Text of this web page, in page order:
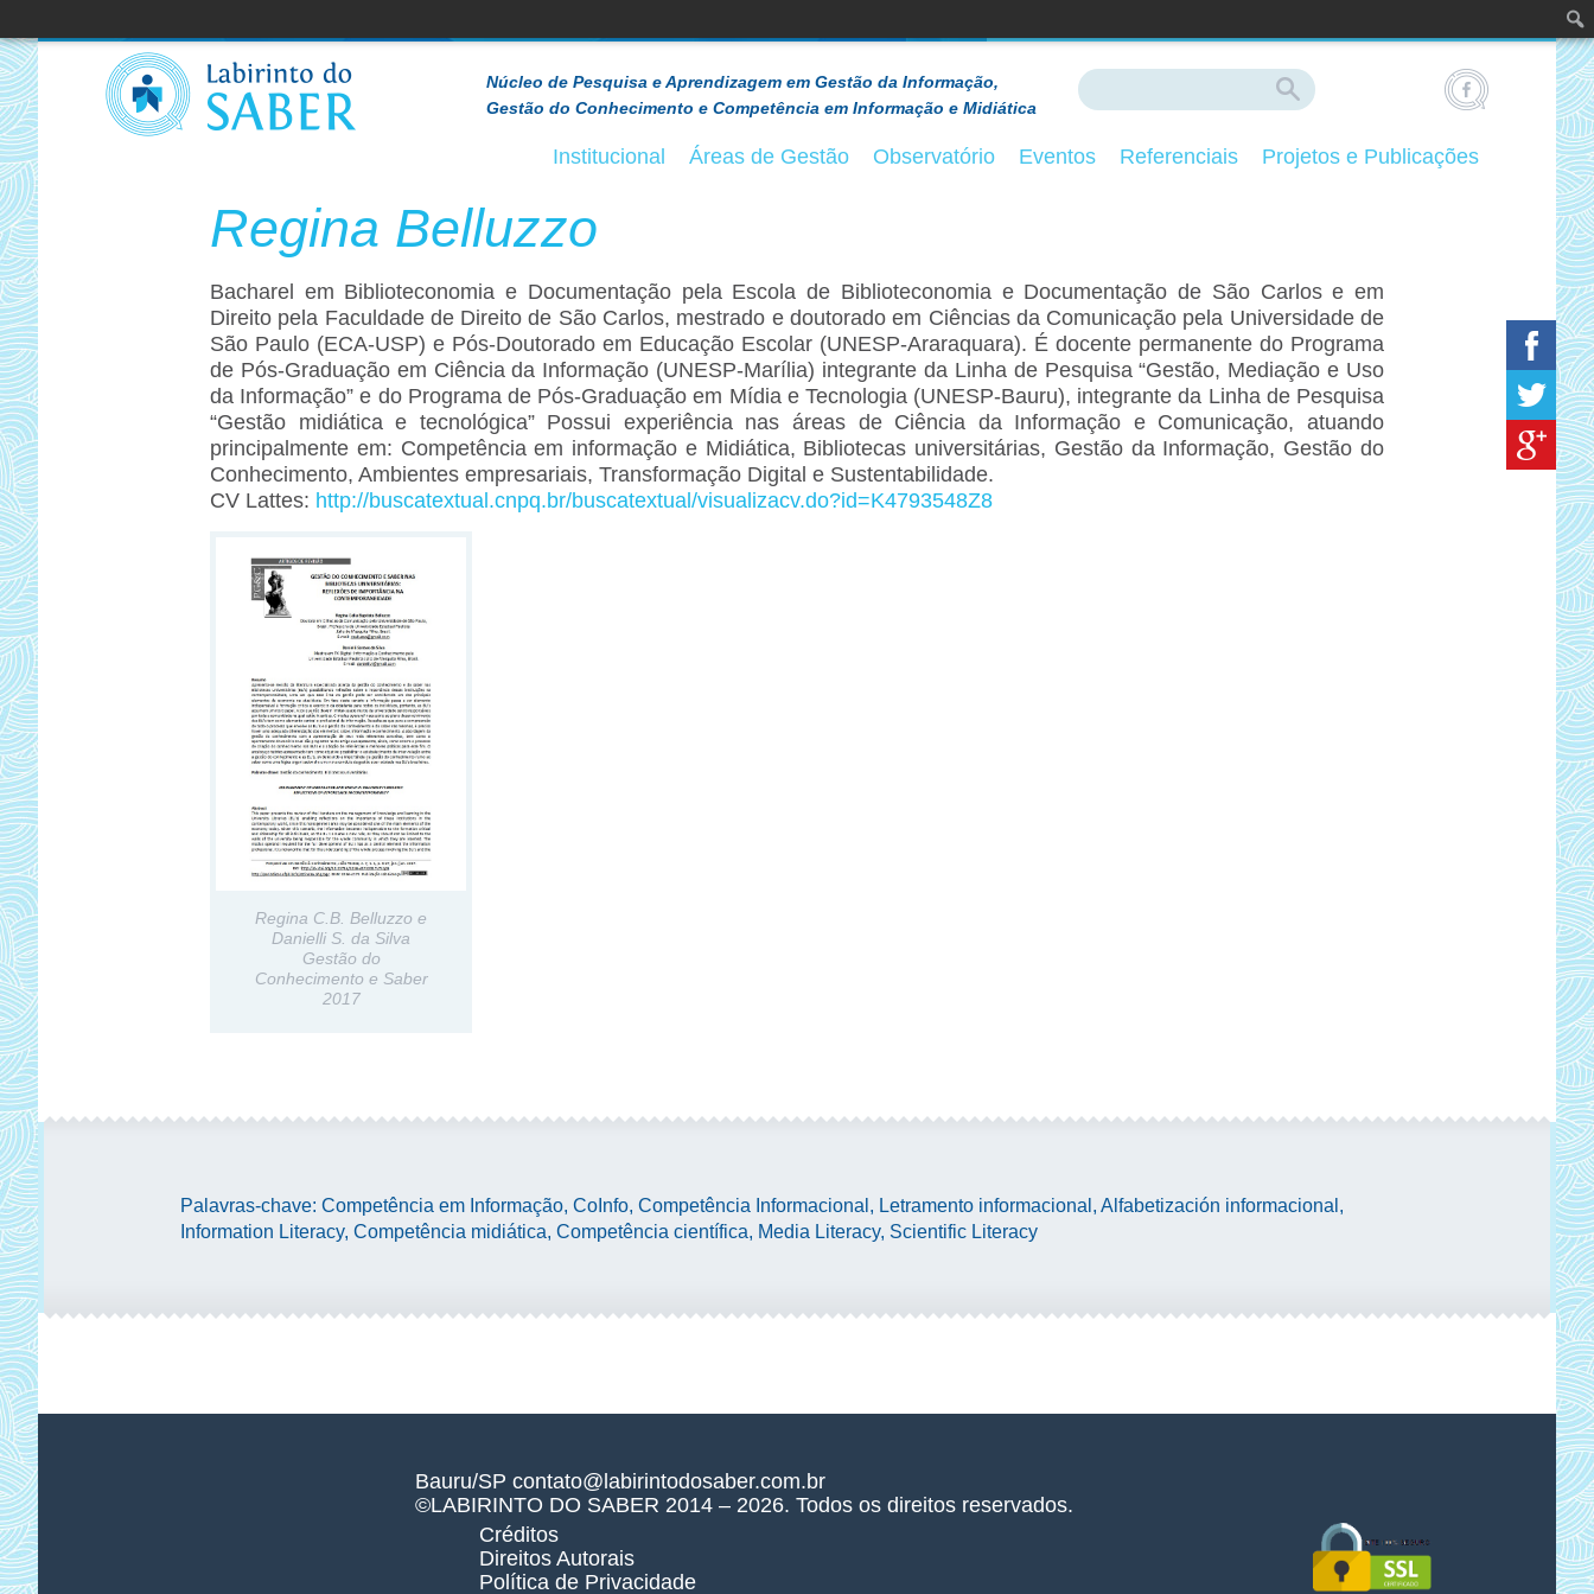
Núcleo de Pesquisa e Aprendizagem em Gestão da Informação,
Gestão do Conhecimento e Competência em Informação e Midiática
Institucional Áreas de Gestão Observatório Eventos Referenciais Projetos e Publicações
Regina Belluzzo
Bacharel em Biblioteconomia e Documentação pela Escola de Biblioteconomia e Documentação de São Carlos e em
Direito pela Faculdade de Direito de São Carlos, mestrado e doutorado em Ciências da Comunicação pela Universidade de
São Paulo (ECA-USP) e Pós-Doutorado em Educação Escolar (UNESP-Araraquara). É docente permanente do Programa
de Pós-Graduação em Ciência da Informação (UNESP-Marília) integrante da Linha de Pesquisa “Gestão, Mediação e Uso
da Informação” e do Programa de Pós-Graduação em Mídia e Tecnologia (UNESP-Bauru), integrante da Linha de Pesquisa
“Gestão midiática e tecnológica” Possui experiência nas áreas de Ciência da Informação e Comunicação, atuando
principalmente em: Competência em informação e Midiática, Bibliotecas universitárias, Gestão da Informação, Gestão do
Conhecimento, Ambientes empresariais, Transformação Digital e Sustentabilidade.
CV Lattes: http://buscatextual.cnpq.br/buscatextual/visualizacv.do?id=K4793548Z8
Regina C.B. Belluzzo e
Danielli S. da Silva
Gestão do
Conhecimento e Saber
2017
Palavras-chave: Competência em Informação, CoInfo, Competência Informacional, Letramento informacional, Alfabetización informacional,
Information Literacy, Competência midiática, Competência científica, Media Literacy, Scientific Literacy
Bauru/SP contato@labirintodosaber.com.br
©LABIRINTO DO SABER 2014 – 2026. Todos os direitos reservados.
Créditos
Direitos Autorais
Política de Privacidade
WordPress